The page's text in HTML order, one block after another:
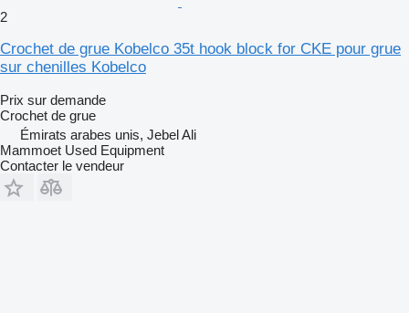
2
Crochet de grue Kobelco 35t hook block for CKE pour grue
sur chenilles Kobelco
Prix sur demande
Crochet de grue
Émirats arabes unis, Jebel Ali
Mammoet Used Equipment
Contacter le vendeur